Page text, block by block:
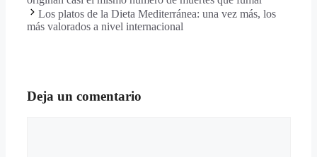
Los platos de la Dieta Mediterránea: una vez más, los
más valorados a nivel internacional
Deja un comentario